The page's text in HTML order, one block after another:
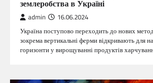
землеробства в Україні
admin 16.06.2024
Україна поступово переходить до нових
зокрема вертикальні ферми відкривають для
горизонти у вирощуванні продуктів